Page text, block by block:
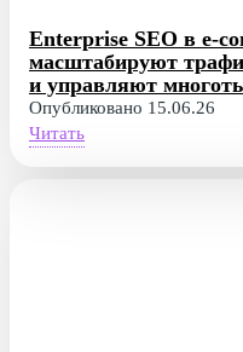
Enterprise SEO в e-
масштабируют
и управляют
Опубликовано 15.06.26
Читать